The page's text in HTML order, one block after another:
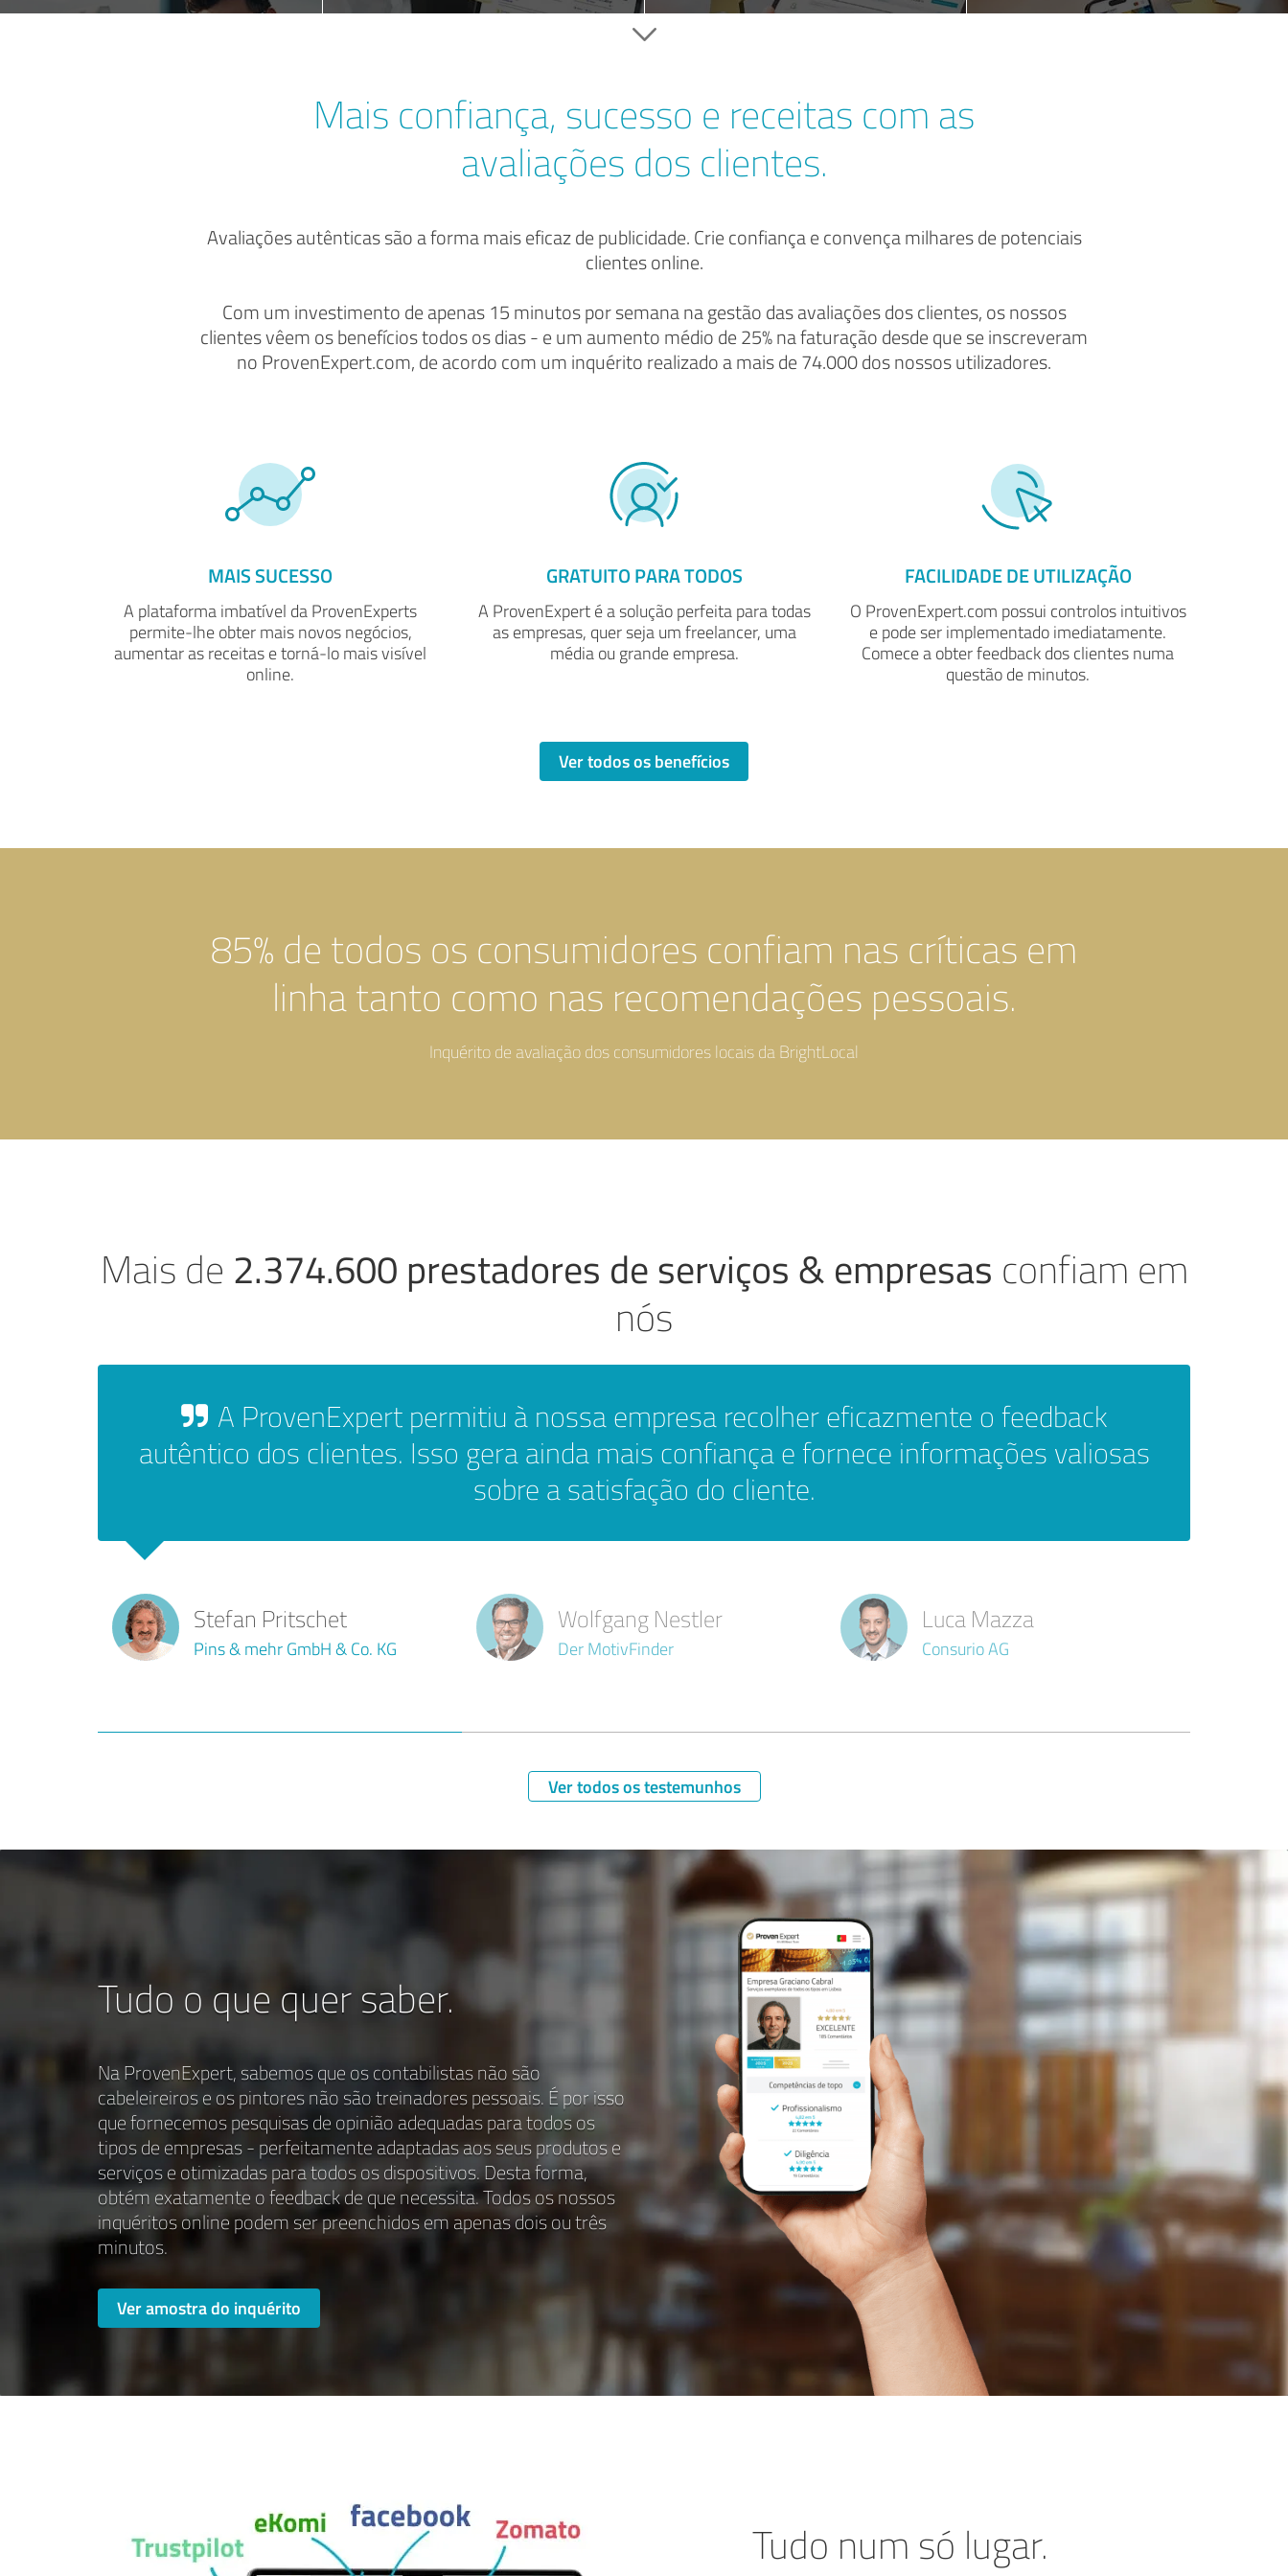
Mais confiança, sucesso e receitas com as
avaliações dos clientes.
Avaliações autênticas são a forma mais eficaz de publicidade. Crie confiança e convença milhares de potenciais
clientes online.
Com um investimento de apenas 15 minutos por semana na gestão das avaliações dos clientes, os nossos
clientes vêem os benefícios todos os dias - e um aumento médio de 25% na faturação desde que se inscreveram
no ProvenExpert.com, de acordo com um inquérito realizado a mais de 74.000 dos nossos utilizadores.
MAIS SUCESSO
A plataforma imbatível da ProvenExperts
permite-lhe obter mais novos negócios,
aumentar as receitas e torná-lo mais visível
online.
GRATUITO PARA TODOS
A ProvenExpert é a solução perfeita para todas
as empresas, quer seja um freelancer, uma
média ou grande empresa.
FACILIDADE DE UTILIZAÇÃO
O ProvenExpert.com possui controlos intuitivos
e pode ser implementado imediatamente.
Comece a obter feedback dos clientes numa
questão de minutos.
Ver todos os benefícios
85% de todos os consumidores confiam nas críticas em
linha tanto como nas recomendações pessoais.
Inquérito de avaliação dos consumidores locais da BrightLocal
Mais de 2.374.600 prestadores de serviços & empresas confiam em
nós
A ProvenExpert permitiu à nossa empresa recolher eficazmente o feedback
autêntico dos clientes. Isso gera ainda mais confiança e fornece informações valiosas
sobre a satisfação do cliente.
Stefan Pritschet
Pins & mehr GmbH & Co. KG
Wolfgang Nestler
Der MotivFinder
Luca Mazza
Consurio AG
Ver todos os testemunhos
Tudo o que quer saber.
Na ProvenExpert, sabemos que os contabilistas não são
cabeleireiros e os pintores não são treinadores pessoais. É por isso
que fornecemos pesquisas de opinião adequadas para todos os
tipos de empresas - perfeitamente adaptadas aos seus produtos e
serviços e otimizadas para todos os dispositivos. Desta forma,
obtém exatamente o feedback de que necessita. Todos os nossos
inquéritos online podem ser preenchidos em apenas dois ou três
minutos.
Ver amostra do inquérito
Tudo num só lugar.